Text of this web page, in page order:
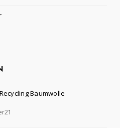
Baumwolle